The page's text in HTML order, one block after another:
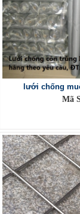
lưới chống
Mã